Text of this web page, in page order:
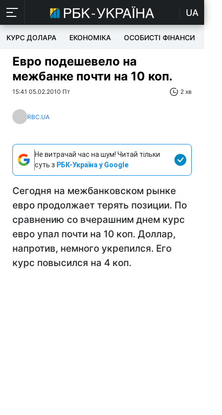
UA
КУРС ДОЛАРА ЕКОНОМІКА ОСОБИСТІ ФІНАНСИ
Евро подешевело на
межбанке почти на 10 коп.
15:41 05.02.2010 Пт 2 хв
RBC.UA
Не витрачай час на шум! Читай тільки
суть з РБК-Україна у Google
Сегодня на межбанковском рынке
евро продолжает терять позиции. По
сравнению со вчерашним днем курс
евро упал почти на 10 коп. Доллар,
напротив, немного укрепился. Его
курс повысился на 4 коп.